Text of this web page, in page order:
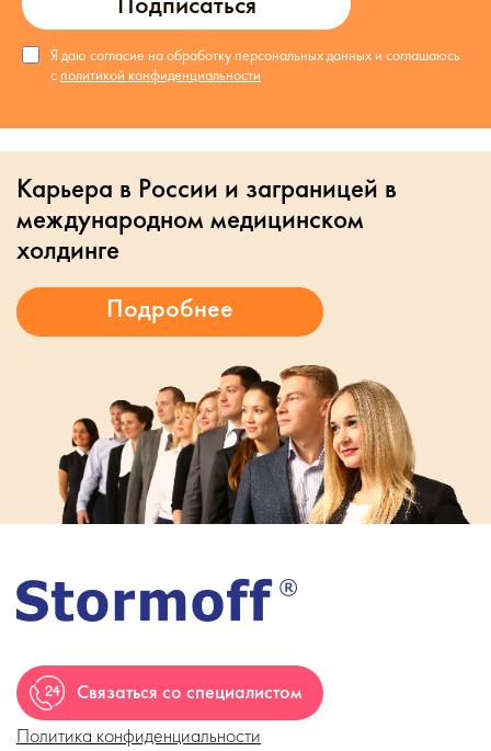
Я даю согласие на обработку персональных данных и соглашаюсь
с политикой конфиденциальности
Карьера в России и заграницей в
международном медицинском
холдинге
Связаться со специалистом
Политика конфиденциальности